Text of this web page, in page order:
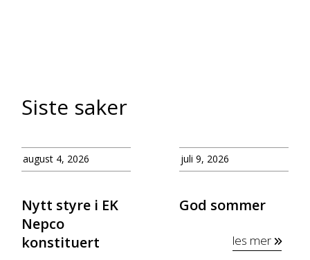
Siste saker
august 4, 2026
Nytt styre i EK
Nepco
konstituert
juli 9, 2026
God sommer
les mer